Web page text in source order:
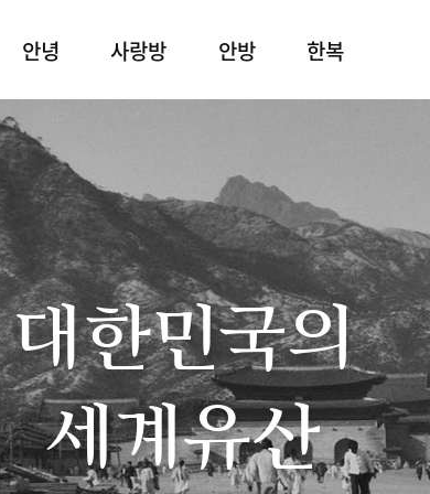
안녕 사랑방 안방 한복
대한민국의
세계유산